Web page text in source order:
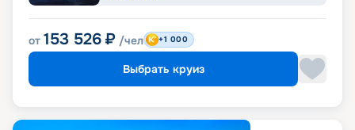
от 153 526 ₽ /чел +1 000
Выбрать круиз